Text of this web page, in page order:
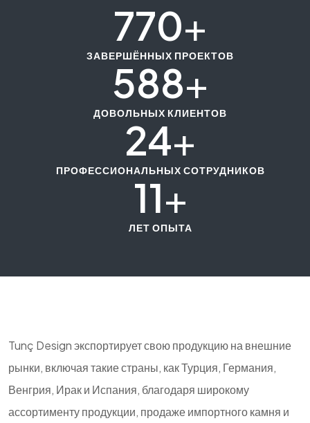
786+
ЗАВЕРШЁННЫХ ПРОЕКТОВ
600+
ДОВОЛЬНЫХ КЛИЕНТОВ
24+
ПРОФЕССИОНАЛЬНЫХ СОТРУДНИКОВ
11+
ЛЕТ ОПЫТА
Tunç Design экспортирует свою продукцию на внешние
рынки, включая такие страны, как Турция, Германия,
Венгрия, Ирак и Испания, благодаря широкому
ассортименту продукции, продаже импортного камня и